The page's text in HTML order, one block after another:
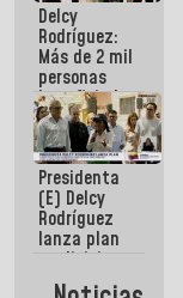
Delcy
Rodríguez:
Más de 2 mil
personas
beneficiadas
con planes
para
atención de
emergencia
sísmica en
la última
semana
Presidenta
(E) Delcy
Rodríguez
lanza plan
crediticio
con subsidio